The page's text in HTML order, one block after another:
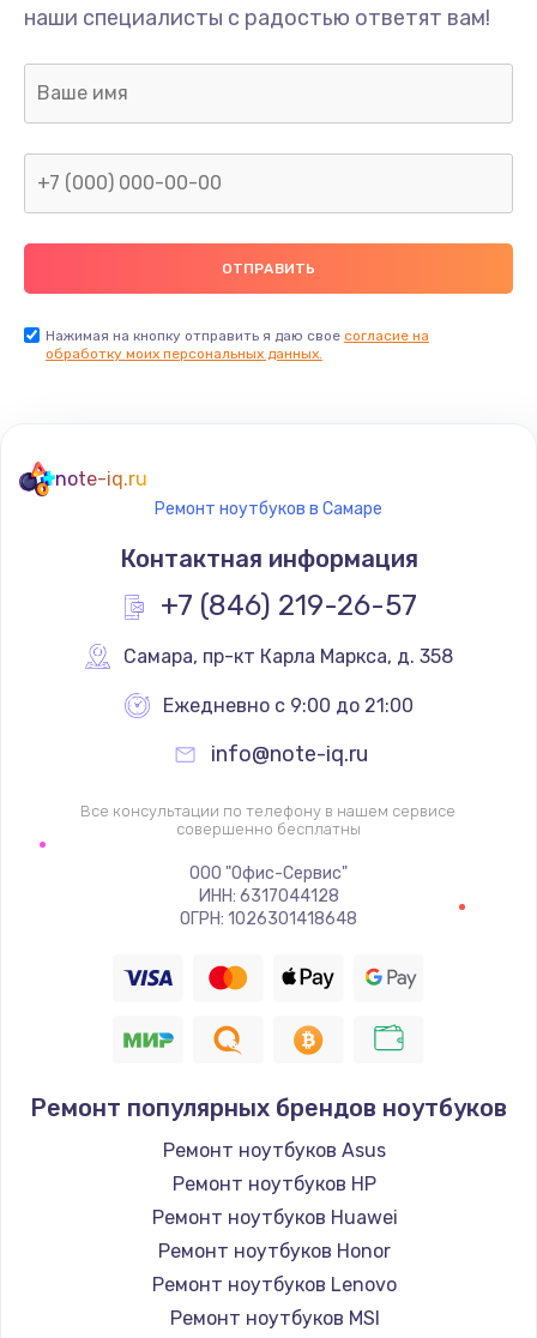
наши специалисты с радостью ответят вам!
Нажимая на кнопку отправить я даю свое согласие на
обработку моих персональных данных.
note-iq.ru
Ремонт ноутбуков в Самаре
Контактная информация
+7 (846) 219-26-57
Самара, пр-кт Карла Маркса, д. 358
Ежедневно с 9:00 до 21:00
info@note-iq.ru
Все консультации по телефону в нашем сервисе
совершенно бесплатны
ООО "Офис-Сервис"
ИНН: 6317044128
ОГРН: 1026301418648
Ремонт популярных брендов ноутбуков
Ремонт ноутбуков Asus
Ремонт ноутбуков HP
Ремонт ноутбуков Huawei
Ремонт ноутбуков Honor
Ремонт ноутбуков Lenovo
Ремонт ноутбуков MSI